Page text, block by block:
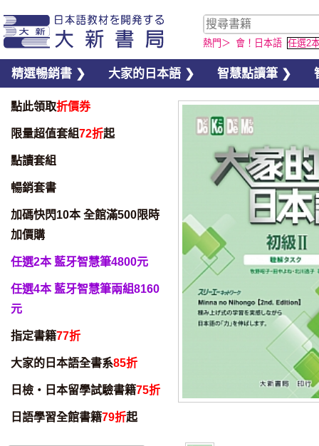
熱門＞ 會！日本語 任選2
精選暢銷書 ❯ 大家的日本語 ❯ 智慧點讀筆 ❯
點此領取折價券
限量超值套組72折起
點讀套組
暢銷套書
加碼快閃10本 全館滿500限時
加價購
任選2本 藍牙智慧筆4800元
任選4本 藍牙智慧筆兩組8160
元
指定書籍77折
大家的日本語全書系85折
日檢・日本留學試驗書籍75折
日語學習全館書籍79折起
書籍音檔 智慧筆下載